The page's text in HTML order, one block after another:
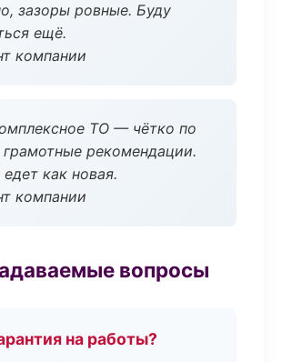
зазоры ровные. Буду
ещё.
компании
ТО — чётко по
рекомендации.
как новая.
компании
вопросы
на работы?